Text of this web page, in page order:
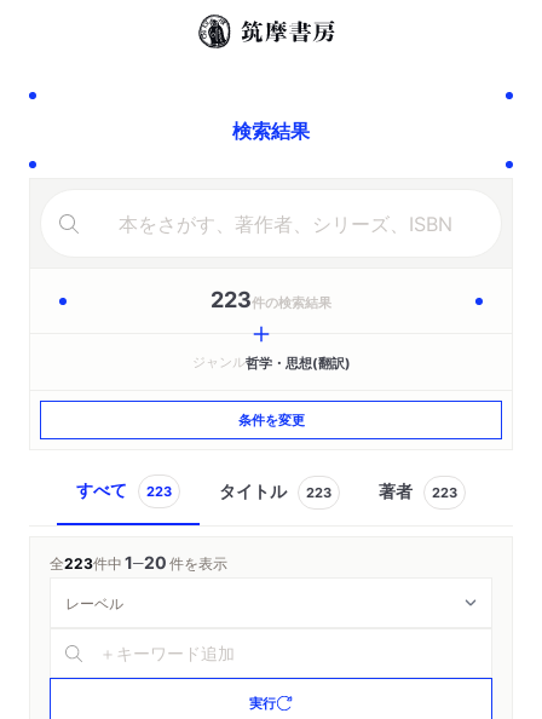
検索結果
223件の検索結果
ジャンル哲学・思想(翻訳)
条件を変更
すべて 223 タイトル 223 著者 223
全223件中1─20件を表示
実行